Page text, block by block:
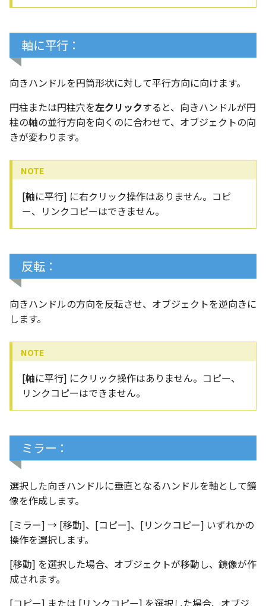
軸に平行：
向きハンドルを円筒形状に対して平行方向に向けます。
円柱または円柱穴を左クリックすると、向きハンドルが円
柱の軸の並行方向を向くのに合わせて、オブジェクトの向
きが変わります。
[軸に平行] に右クリック操作はありません。コピ
ー、リンクコピーはできません。
反転：
向きハンドルの方向を反転させ、オブジェクトを逆向きに
します。
[軸に平行] にクリック操作はありません。コピー、
リンクコピーはできません。
ミラー：
選択した向きハンドルに垂直となるハンドルを軸として鏡
像を作成します。
[ミラー] → [移動]、[コピー]、[リンクコピー] いずれかの
操作を選択します。
[移動] を選択した場合、オブジェクトが移動し、鏡像が作
成されます。